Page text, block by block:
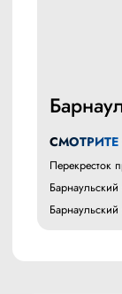
Перекресток